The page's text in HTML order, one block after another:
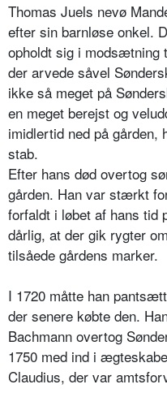
Thomas Juels nevø
efter sin barnløse onkel.
opholdt sig i modsætning
der arvede såvel
ikke så meget på
en meget berejst og
imidlertid ned på gården,
stab.
Efter hans død overtog
gården. Han var stærkt
forfaldt i løbet af hans tid
dårlig, at der gik rygter
tilsåede gårdens marker.
I 1720 måtte han
der senere købte den.
Bachmann overtog
1750 med ind i
Claudius, der var